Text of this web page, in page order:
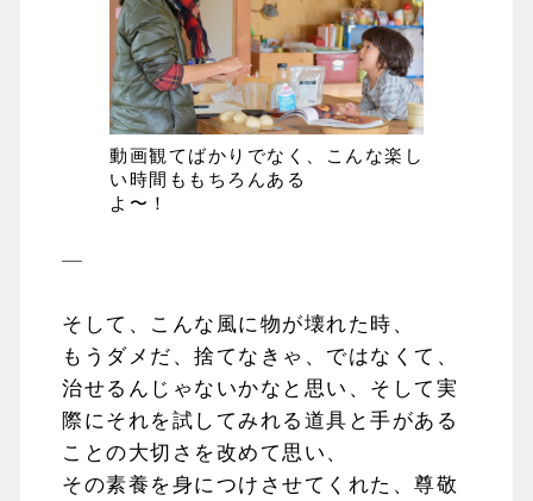
動画観てばかりでなく、こんな楽し
い時間ももちろんある
よ〜！
—
そして、こんな風に物が壊れた時、
もうダメだ、捨てなきゃ、ではなくて、
治せるんじゃないかなと思い、そして実
際にそれを試してみれる道具と手がある
ことの大切さを改めて思い、
その素養を身につけさせてくれた、尊敬